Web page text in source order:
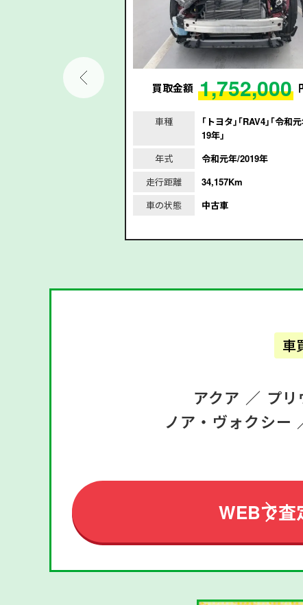
買取金額 1,752,000
車種
｢トヨタ｣｢RAV4｣｢令和
19年｣
年式
令和元年/2019年
走行距離
34,157Km
車の状態
中古車
車
アクア ／ プ
ノア・ヴォクシー
WEBで査